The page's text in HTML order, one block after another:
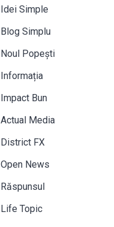
Idei Simple
Blog Simplu
Noul Popești
Informația
Impact Bun
Actual Media
District FX
Open News
Răspunsul
Life Topic